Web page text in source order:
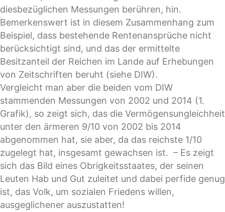
diesbezüglichen Messungen berühren, hin.
Bemerkenswert ist in diesem Zusammenhang zum
Beispiel, dass bestehende Rentenansprüche nicht
berücksichtigt sind, und das der ermittelte
Besitzanteil der Reichen im Lande auf Erhebungen
von Zeitschriften beruht (siehe DIW).
Vergleicht man aber die beiden vom DIW
stammenden Messungen von 2002 und 2014 (1.
Grafik), so zeigt sich, das die Vermögensungleichheit
unter den ärmeren 9/10 von 2002 bis 2014
abgenommen hat, sie aber, da das reichste 1/10
zugelegt hat, insgesamt gewachsen ist. – Es zeigt
sich das Bild eines Obrigkeitsstaates, der seinen
Leuten Hab und Gut zuleitet und dabei perfide genug
ist, das Volk, um sozialen Friedens willen,
ausgeglichener auszustatten!